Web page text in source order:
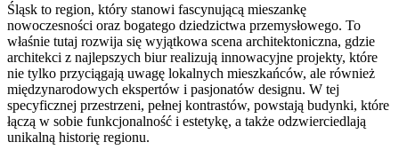
Śląsk to region, który stanowi fascynującą mieszankę
nowoczesności oraz bogatego dziedzictwa przemysłowego. To
właśnie tutaj rozwija się wyjątkowa scena architektoniczna, gdzie
architekci z najlepszych biur realizują innowacyjne projekty, które
nie tylko przyciągają uwagę lokalnych mieszkańców, ale również
międzynarodowych ekspertów i pasjonatów designu. W tej
specyficznej przestrzeni, pełnej kontrastów, powstają budynki, które
łączą w sobie funkcjonalność i estetykę, a także odzwierciedlają
unikalną historię regionu.